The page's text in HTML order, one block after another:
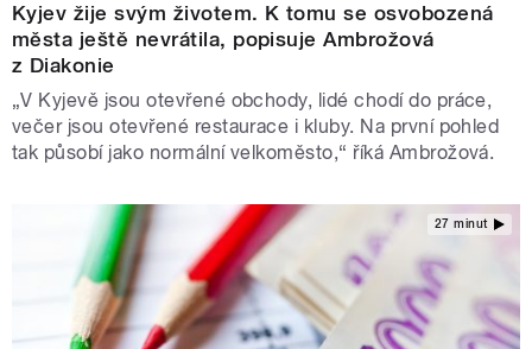
Kyjev žije svým životem. K tomu se osvobozená
města ještě nevrátila, popisuje Ambrožová
z Diakonie
„V Kyjevě jsou otevřené obchody, lidé chodí do práce,
večer jsou otevřené restaurace i kluby. Na první pohled
tak působí jako normální velkoměsto,“ říká Ambrožová.
27 minut